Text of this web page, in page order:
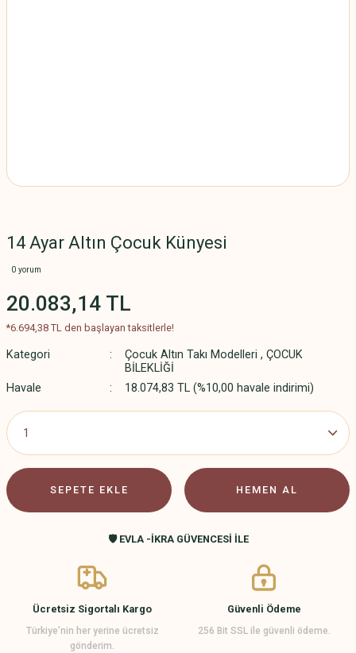
14 Ayar Altın Çocuk Künyesi
0 yorum
20.083,14 TL
*6.694,38 TL den başlayan taksitlerle!
Kategori Çocuk Altın Takı Modelleri , ÇOCUK
BİLEKLİĞİ
Havale
18.074,83 TL (%10,00 havale indirimi)
SEPETE EKLE HEMEN AL
🛡️ EVLA -İKRA GÜVENCESİ İLE
Ücretsiz Sigortalı Kargo
Türkiye’nin her yerine ücretsiz
gönderim.
Güvenli Ödeme
256 Bit SSL ile güvenli ödeme.